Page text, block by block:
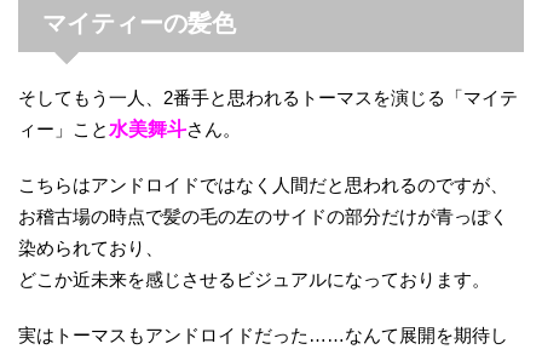
マイティーの髪色
そしてもう一人、2番手と思われるトーマスを演じる「マイテ
ィー」こと 水美舞斗さん。
こちらはアンドロイドではなく人間だと思われるのですが、
お稽古場の時点で髪の毛の左のサイドの部分だけが青っぽく
染められており、
どこか近未来を感じさせるビジュアルになっております。
実はトーマスもアンドロイドだった……なんて展開を期待し